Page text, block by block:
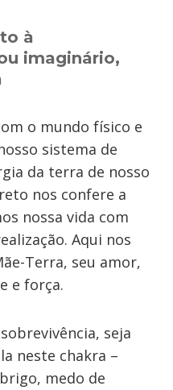
à
imaginário,
o mundo físico e
sistema de
da terra de nosso
nos confere a
nossa vida com
Aqui nos
Terra, seu amor,
e força.
seja
neste chakra –
medo de